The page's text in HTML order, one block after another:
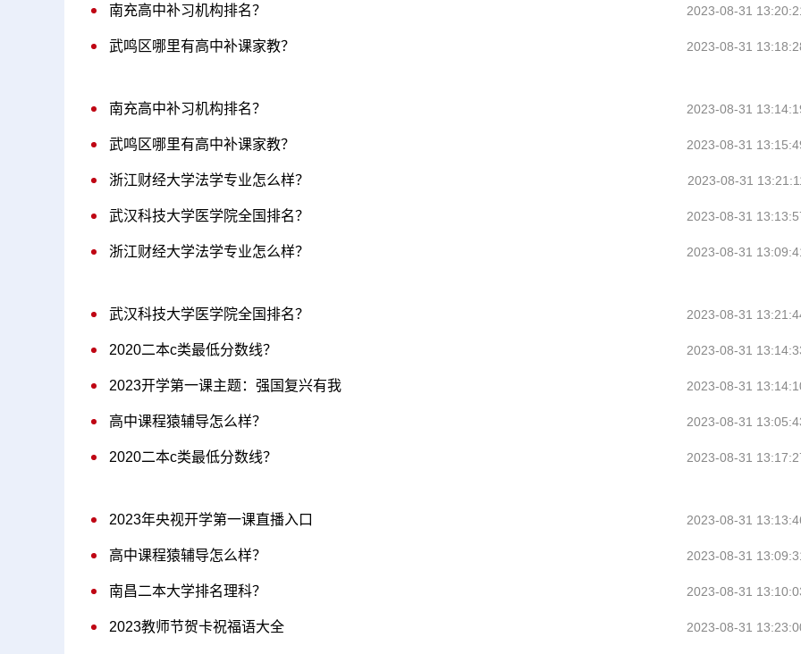
南充高中补习机构排名？ 2023-08-31
武鸣区哪里有高中补课家教？ 2023-08-31
南充高中补习机构排名？ 2023-08-31
武鸣区哪里有高中补课家教？ 2023-08-31
浙江财经大学法学专业怎么样？ 2023-08-31
武汉科技大学医学院全国排名？ 2023-08-31
浙江财经大学法学专业怎么样？ 2023-08-31
武汉科技大学医学院全国排名？ 2023-08-31
2020二本c类最低分数线？ 2023-08-31
2023开学第一课主题：强国复兴有我 2023-08-31
高中课程猿辅导怎么样？ 2023-08-31
2020二本c类最低分数线？ 2023-08-31
2023年央视开学第一课直播入口 2023-08-31
高中课程猿辅导怎么样？ 2023-08-31
南昌二本大学排名理科？ 2023-08-31
2023教师节贺卡祝福语大全 2023-08-31